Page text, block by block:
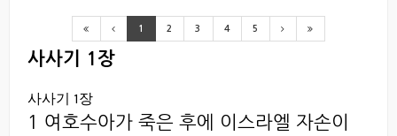
1 2 3 4 5
사사기 1장
사사기 1장
1 여호수아가 죽은 후에 이스라엘 자손이